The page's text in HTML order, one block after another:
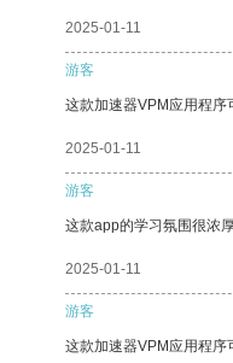
2025-01-11
游客
这款加速器VPM应用程序
2025-01-11
游客
这款app的学习氛围很浓
2025-01-11
游客
这款加速器VPM应用程序